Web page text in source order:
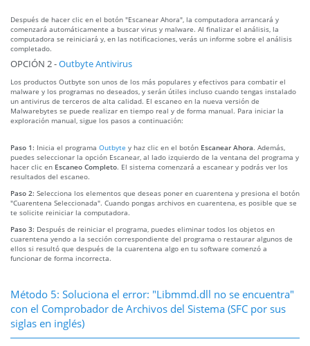
Después de hacer clic en el botón "Escanear Ahora", la computadora arrancará y
comenzará automáticamente a buscar virus y malware. Al finalizar el análisis, la
computadora se reiniciará y, en las notificaciones, verás un informe sobre el análisis
completado.
OPCIÓN 2 -Outbyte Antivirus
Los productos Outbyte son unos de los más populares y efectivos para combatir el
malware y los programas no deseados, y serán útiles incluso cuando tengas instalado
un antivirus de terceros de alta calidad. El escaneo en la nueva versión de
Malwarebytes se puede realizar en tiempo real y de forma manual. Para iniciar la
exploración manual, sigue los pasos a continuación:
Paso 1: Inicia el programa Outbyte y haz clic en el botón Escanear Ahora. Además,
puedes seleccionar la opción Escanear, al lado izquierdo de la ventana del programa y
hacer clic en Escaneo Completo. El sistema comenzará a escanear y podrás ver los
resultados del escaneo.
Paso 2: Selecciona los elementos que deseas poner en cuarentena y presiona el botón
"Cuarentena Seleccionada". Cuando pongas archivos en cuarentena, es posible que se
te solicite reiniciar la computadora.
Paso 3: Después de reiniciar el programa, puedes eliminar todos los objetos en
cuarentena yendo a la sección correspondiente del programa o restaurar algunos de
ellos si resultó que después de la cuarentena algo en tu software comenzó a
funcionar de forma incorrecta.
Método 5: Soluciona el error: "Libmmd.dll no se encuentra"
con el Comprobador de Archivos del Sistema (SFC por sus
siglas en inglés)